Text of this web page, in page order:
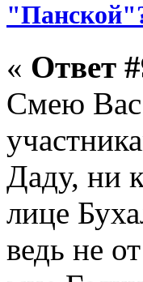
« Ответ
Смею Вас
Даду, ни
лице
ведь не